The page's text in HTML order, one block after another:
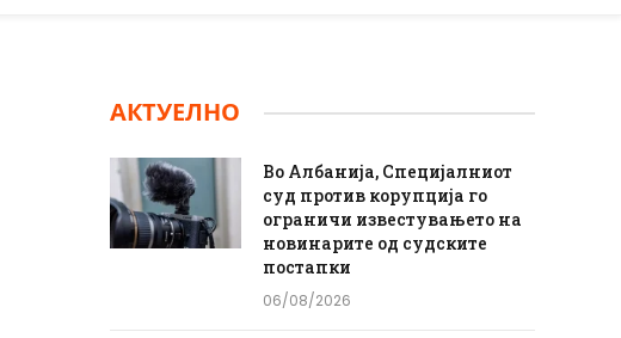
АКТУЕЛНО
Во Албанија, Специјалниот
суд против корупција го
ограничи известувањето на
новинарите од судските
постапки
06/08/2026